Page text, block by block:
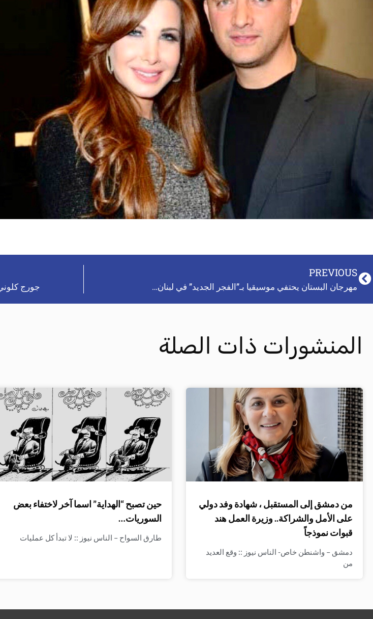
PREVIOUS
مهرجان البستان يحتفي موسيقيا بـ”الفجر الجديد” في لبنان… جورج
المنشورات ذات الصلة
من دمشق إلى المستقبل ، شهادة وفد دولي
على الأمل والشراكة.. وزيرة العمل هند
قبوات نموذجاً
دمشق – واشنطن خاص- الناس نيوز :: وقع العديد
من
حين تصبح “الهداية” اسما آخر لاختفاء بعض
السوريات…
طارق السواح – الناس نيوز :: لا تبدأ كل عمليات